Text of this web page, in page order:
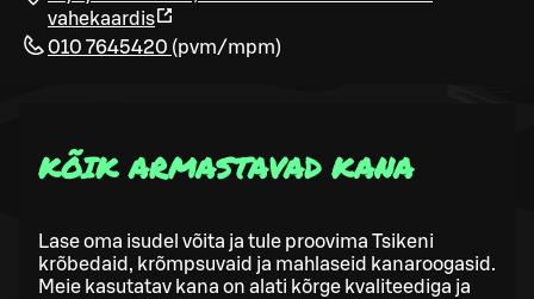
vahekaardis
010 7645420 (pvm/mpm)
KÕIK ARMASTAVAD KANA
Lase oma isudel võita ja tule proovima Tsikeni
krõbedaid, krõmpsuvaid ja mahlaseid kanaroogasid.
Meie kasutatav kana on alati kõrge kvaliteediga ja